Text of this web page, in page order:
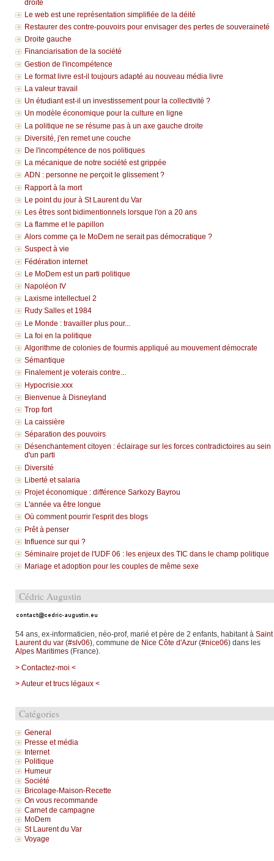
droite
Le web est une représentation simplifiée de la déité
Restaurer des contre-pouvoirs pour envisager des pertes de souveraineté
Droite gauche
Financiarisation de la société
Gestion de l'incompétence
Le format livre est-il toujours adapté au nouveau média livre
La valeur travail
Un étudiant est-il un investissement pour la collectivité ?
Un modèle économique pour la culture en ligne
La politique ne se résume pas à un axe gauche droite
Diversité, j'en remet une couche
De l'incompétence de nos politiques
La mécanique de notre société est grippée
ADN : personne ne perçoit le glissement ?
Rapport à la mort
Le point du jour à St Laurent du Var
Les êtres sont bidimentionnels lorsque l'on a 20 ans
La flamme et le papillon
Alors comme ça le MoDem ne serait pas démocratique ?
Suspect à vie
Fédération internet
Le MoDem est un parti politique
Napoléon IV
Laxisme intellectuel 2
Rudy Salles et 1984
Le Monde : travailler plus pour...
La foi en la politique
Algorithme de colonies de fourmis appliqué au mouvement démocrate
Sémantique
Finalement je voterais contre...
Hypocrisie.xxx
Bienvenue à Disneyland
Trop fort
La caissière
Séparation des pouvoirs
Désenchantement citoyen : éclairage sur les forces contradictoires au sein
d'un parti
Diversité
Liberté et salaria
Projet économique : différence Sarkozy Bayrou
L'année va être longue
Où comment pourrir l'esprit des blogs
Prêt à penser
Influence sur qui ?
Séminaire projet de l'UDF 06 : les enjeux des TIC dans le champ politique
Mariage et adoption pour les couples de même sexe
Cédric Augustin
54 ans, ex-informaticien, néo-prof, marié et père de 2 enfants, habitant à Saint
Laurent du var(#slv06), commune de Nice Côte d'Azur(#nice06) dans les
Alpes Maritimes(France).
> Contactez-moi <
> Auteur et trucs légaux <
Catégories
General
Presse et média
Internet
Politique
Humeur
Société
Bricolage-Maison-Recette
On vous recommande
Carnet de campagne
MoDem
St Laurent du Var
Voyage